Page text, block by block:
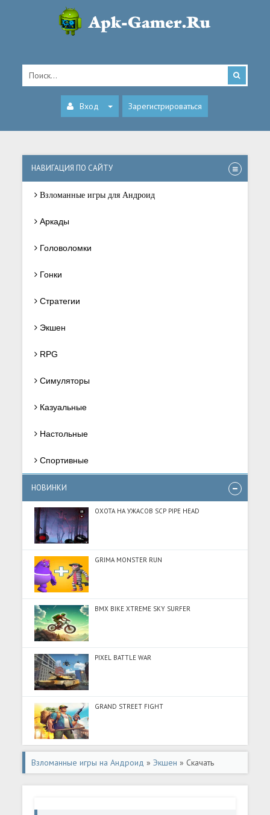
Вход Зарегистрироваться
НАВИГАЦИЯ ПО САЙТУ
Взломанные игры для Андроид
Аркады
Головоломки
Гонки
Стратегии
Экшен
RPG
Симуляторы
Казуальные
Настольные
Спортивные
НОВИНКИ
ОХОТА НА УЖАСОВ SCP PIPE HEAD
GRIMA MONSTER RUN
BMX BIKE XTREME SKY SURFER
PIXEL BATTLE WAR
GRAND STREET FIGHT
Взломанные игры на Андроид »Экшен » Скачать
Кроссаут: Шутер на колесах (Много монет) на Андроид